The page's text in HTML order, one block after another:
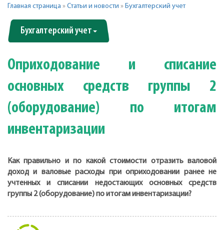
Главная страница » Статьи и новости » Бухгалтерский учет
Бухгалтерский учет
Оприходование и списание
основных средств группы 2
(оборудование) по итогам
инвентаризации
Как правильно и по какой стоимости отразить валовой
доход и валовые расходы при оприходовании ранее не
учтенных и списании недостающих основных средств
группы 2 (оборудование) по итогам инвентаризации?